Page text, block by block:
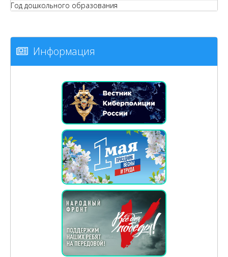
Год дошкольного образования
Информация